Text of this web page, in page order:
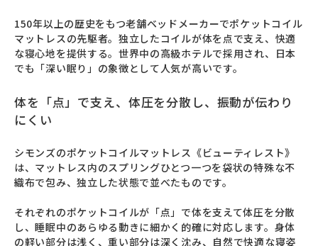
150年以上の歴史をもつ老舗ベッドメーカーでポケットコイル
マットレスの先駆者。独立したコイルが体を点で支え、快適
な寝心地を提供する。世界中の高級ホテルで採用され、日本
でも「深い眠り」の象徴として人気が高いです。
体を「点」で支え、体圧を分散し、振動が伝わり
にくい
シモンズのポケットコイルマットレス《ビューティレスト》
は、マットレス内のスプリングひとつ一つを袋状の特殊な不
織布で包み、独立した状態で並べたものです。
それぞれのポケットコイルが「点」で体を支えて体圧を分散
し、睡眠中のあらゆる動きに細かく的確に対応します。身体
の軽い部分は浅く、重い部分は深く沈み、自然で快適な寝姿